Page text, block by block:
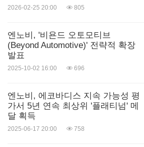
2026-02-25 20:00 805
엔노비, '비욘드 오토모티브
(Beyond Automotive)' 전략적 확장
발표
2025-10-02 16:00 696
엔노비, 에코바디스 지속 가능성 평
가서 5년 연속 최상위 '플래티넘' 메
달 획득
2025-06-17 20:00 758